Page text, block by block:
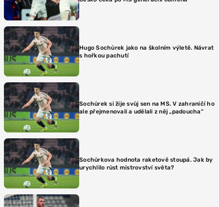
Hugo Sochůrek jako na školním výletě. Návrat
s hořkou pachutí
Sochůrek si žije svůj sen na MS. V zahraničí ho
ale přejmenovali a udělali z něj „padoucha“
Sochůrkova hodnota raketově stoupá. Jak by
urychlilo růst mistrovství světa?